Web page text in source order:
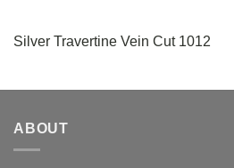
Silver Travertine Vein Cut 1012
ABOUT